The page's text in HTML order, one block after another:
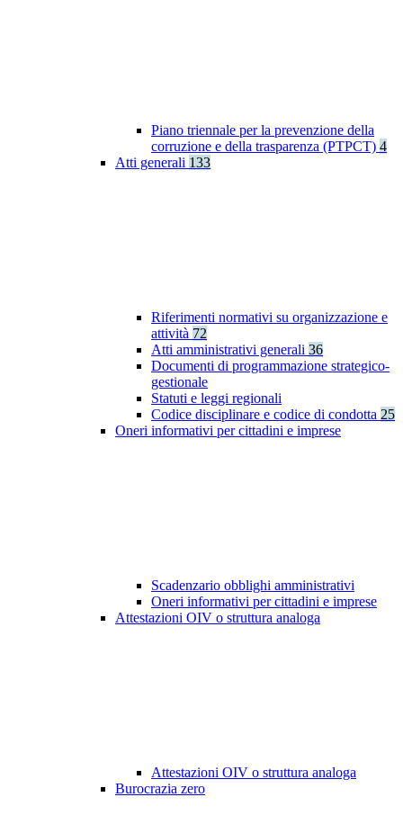
Piano triennale per la prevenzione della
corruzione e della trasparenza (PTPCT) 4
Atti generali 133
Riferimenti normativi su organizzazione e
attività 72
Atti amministrativi generali 36
Documenti di programmazione strategico-
gestionale
Statuti e leggi regionali
Codice disciplinare e codice di condotta 25
Oneri informativi per cittadini e imprese
Scadenzario obblighi amministrativi
Oneri informativi per cittadini e imprese
Attestazioni OIV o struttura analoga
Attestazioni OIV o struttura analoga
Burocrazia zero